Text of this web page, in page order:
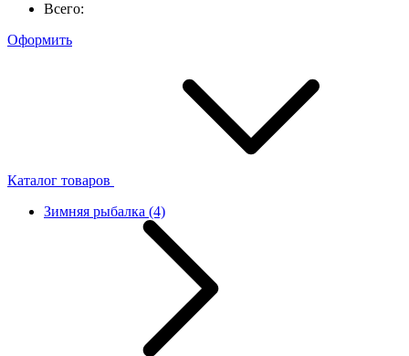
Всего:
Оформить
Каталог товаров
Зимняя рыбалка (4)